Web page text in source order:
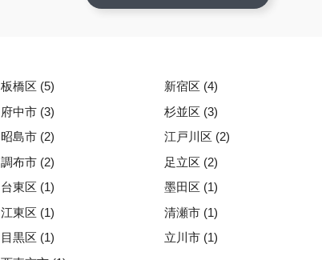
板橋区 (5) 新宿区 (4)
府中市 (3) 杉並区 (3)
昭島市 (2) 江戸川区 (2)
調布市 (2) 足立区 (2)
台東区 (1) 墨田区 (1)
江東区 (1) 清瀬市 (1)
目黒区 (1) 立川市 (1)